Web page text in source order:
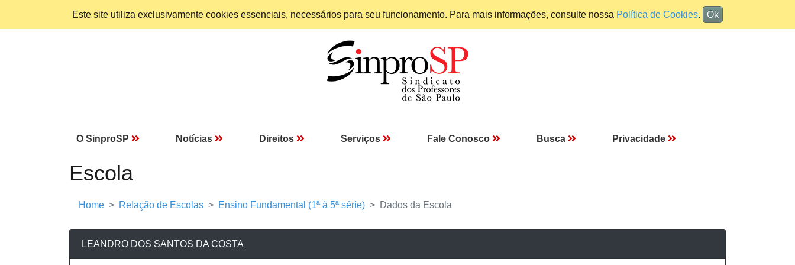
Este site utiliza exclusivamente cookies essenciais, necessários para seu funcionamento. Para mais informações, consulte nossa Política de Cookies. Ok
O SinproSP Notícias Direitos Serviços Fale Conosco Busca Privacidade
Escola
Home Relação de Escolas Ensino Fundamental (1ª à 5ª série) Dados da Escola
LEANDRO DOS SANTOS DA COSTA